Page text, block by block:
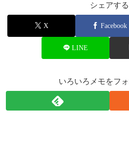
シェアする
X Facebook
LINE
いろいろメモをフ